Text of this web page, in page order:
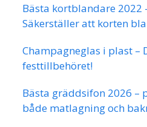
Bästa kortblandare 2022
Säkerställer att korten
Champagneglas i plast –
festtillbehöret!
Bästa gräddsifon 2026 –
både matlagning och